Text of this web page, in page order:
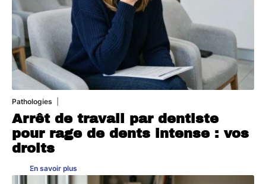
Pathologies
Arrêt de travail par dentiste
pour rage de dents intense : vos
droits
En savoir plus